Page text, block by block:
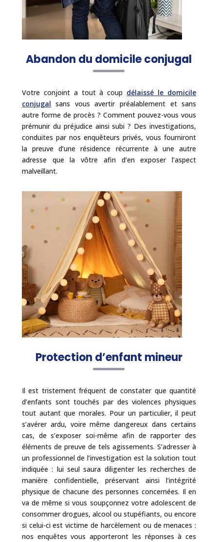
Abandon du domicile conjugal
Votre conjoint a tout à coup délaissé le domicile
conjugal sans vous avertir préalablement et sans
autre forme de procès ? Comment pouvez-vous vous
prémunir du préjudice ainsi subi ? Des investigations,
conduites par nos enquêteurs privés, vous fourniront
la preuve d’une résidence récurrente à une autre
adresse que la vôtre afin d’en exposer l’aspect
malveillant.
Protection d’enfant mineur
Il est tristement fréquent de constater que quantité
d’enfants sont touchés par des violences physiques
tout autant que morales. Pour un particulier, il peut
s’avérer ardu, voire même dangereux dans certains
cas, de s’exposer soi-même afin de rapporter des
éléments de preuve de tels agissements. S’adresser à
un professionnel de l’investigation est la solution tout
indiquée : lui seul saura diligenter les recherches de
manière confidentielle, préservant ainsi l’intégrité
physique de chacune des personnes concernées. Il en
va de même si vous soupçonnez votre adolescent de
consommer drogues, alcool ou stupéfiants, ou encore
si celui-ci est victime de harcèlement ou de menaces :
nos enquêtes vous apporteront les réponses à ces